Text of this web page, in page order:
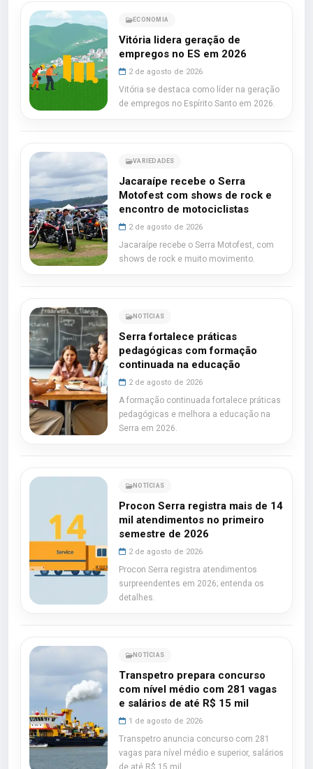
ECONOMIA
Vitória lidera geração de
empregos no ES em 2026
2 de agosto de 2026
Vitória se destaca como líder na geração
de empregos no Espírito Santo em 2026.
VARIEDADES
Jacaraípe recebe o Serra
Motofest com shows de rock e
encontro de motociclistas
2 de agosto de 2026
Jacaraípe recebe o Serra Motofest, com
shows de rock e muito movimento.
NOTÍCIAS
Serra fortalece práticas
pedagógicas com formação
continuada na educação
2 de agosto de 2026
A formação continuada fortalece práticas
pedagógicas e melhora a educação na
Serra em 2026.
NOTÍCIAS
Procon Serra registra mais de 14
mil atendimentos no primeiro
semestre de 2026
2 de agosto de 2026
Procon Serra registra atendimentos
surpreendentes em 2026; entenda os
detalhes.
NOTÍCIAS
Transpetro prepara concurso
com nível médio com 281 vagas
e salários de até R$ 15 mil
1 de agosto de 2026
Transpetro anuncia concurso com 281
vagas para nível médio e superior, salários
de até R$ 15 mil.